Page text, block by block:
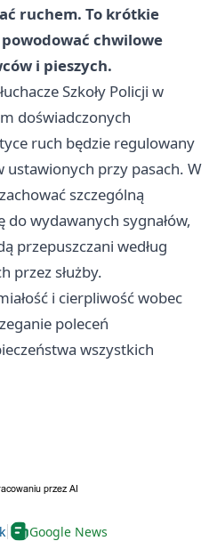
ruchem. To krótkie
chwilowe
i pieszych.
Szkoły Policji w
doświadczonych
ruch będzie regulowany
ustawionych przy pasach. W
szczególną
wydawanych sygnałów,
przepuszczani według
przez służby.
i cierpliwość wobec
poleceń
wszystkich
Google News